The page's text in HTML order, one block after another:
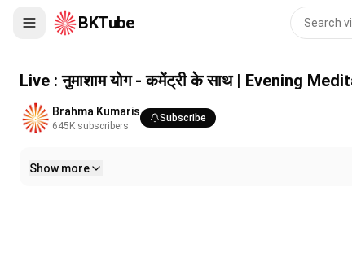
BKTube
Live : नुमाशाम योग - कमेंट्री के साथ | Evening
Brahma Kumaris
645K subscribers
Subscribe
Show more